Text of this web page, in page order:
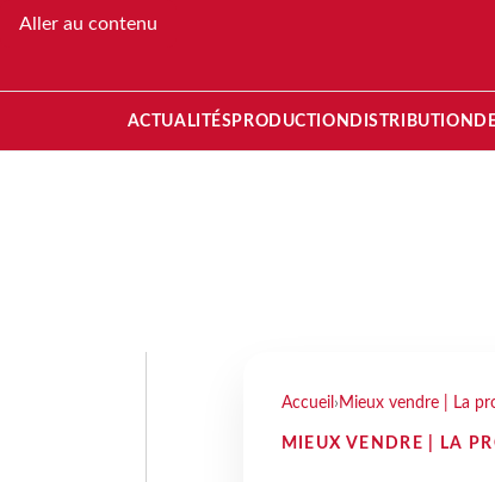
Aller au contenu
ACTUALITÉS PRODUCTION DISTRIBUTION
Accueil › Mieux vendre | La
MIEUX VENDRE | LA